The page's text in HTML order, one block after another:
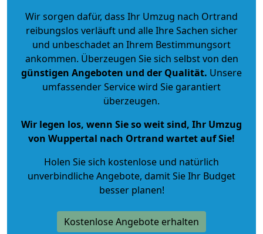
Wir sorgen dafür, dass Ihr Umzug nach Ortrand
reibungslos verläuft und alle Ihre Sachen sicher
und unbeschadet an Ihrem Bestimmungsort
ankommen. Überzeugen Sie sich selbst von den
günstigen Angeboten und der Qualität. Unsere
umfassender Service wird Sie garantiert
überzeugen.
Wir legen los, wenn Sie so weit sind, Ihr Umzug
von Wuppertal nach Ortrand wartet auf Sie!
Holen Sie sich kostenlose und natürlich
unverbindliche Angebote, damit Sie Ihr Budget
besser planen!
Kostenlose Angebote erhalten